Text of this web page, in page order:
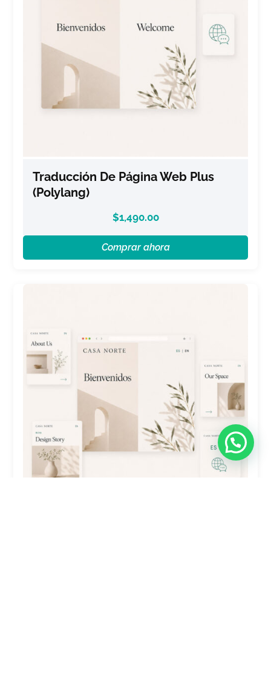
Traducción De Página Web Plus
(Polylang)
$1,490.00
Comprar ahora